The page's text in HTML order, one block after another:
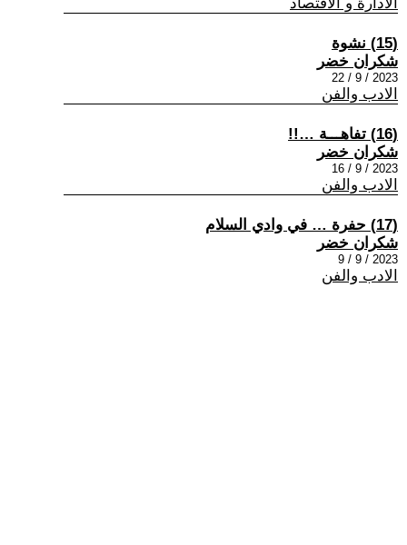
(15) نشوة
شكران خضر
2023 / 9 / 22
الادب والفن
(16) تفاهـــة …!!
شكران خضر
2023 / 9 / 16
الادب والفن
(17) حفرة … في وادي السلام
شكران خضر
2023 / 9 / 9
الادب والفن